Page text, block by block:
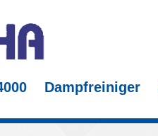
Dampfreiniger